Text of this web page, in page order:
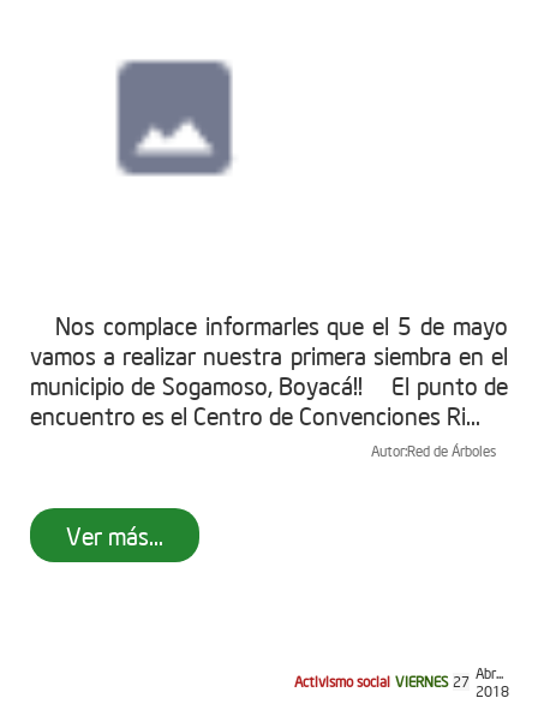
Nos complace informarles que el 5 de mayo
vamos a realizar nuestra primera siembra en el
municipio de Sogamoso, Boyacá!! El punto de
encuentro es el Centro de Convenciones Ri...
Autor:Red de Árboles
Ver más...
Activismo social VIERNES 27 Abr...
2018